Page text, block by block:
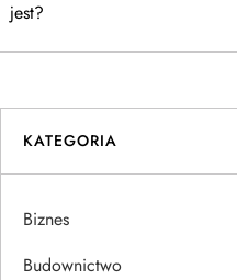
a
w
i
g
a
jest?
KATEGORIA
Biznes
Budownictwo